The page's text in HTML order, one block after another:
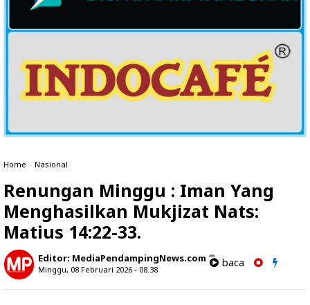
Home » Nasional
Renungan Minggu : Iman Yang
Menghasilkan Mukjizat Nats:
Matius 14:22-33.
Editor: MediaPendampingNews.com
Minggu, 08 Februari 2026 - 08.38
baca